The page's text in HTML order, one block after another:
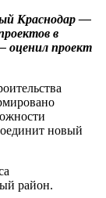
Краснодар —
в
оценил проект
новый
район.